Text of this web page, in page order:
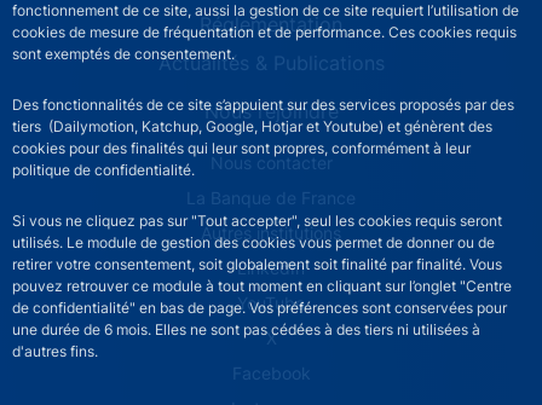
fonctionnement de ce site, aussi la gestion de ce site requiert l’utilisation de
cookies de mesure de fréquentation et de performance. Ces cookies requis
sont exemptés de consentement.
Des fonctionnalités de ce site s’appuient sur des services proposés par des
tiers (Dailymotion, Katchup, Google, Hotjar et Youtube) et génèrent des
cookies pour des finalités qui leur sont propres, conformément à leur
politique de confidentialité.
Si vous ne cliquez pas sur "Tout accepter", seul les cookies requis seront
utilisés. Le module de gestion des cookies vous permet de donner ou de
retirer votre consentement, soit globalement soit finalité par finalité. Vous
pouvez retrouver ce module à tout moment en cliquant sur l’onglet "Centre
de confidentialité" en bas de page. Vos préférences sont conservées pour
une durée de 6 mois. Elles ne sont pas cédées à des tiers ni utilisées à
d'autres fins.
Réglementation
Actualités & Publications
Nous rejoindre
ACPR footer secondary menu (French)
Nous contacter
La Banque de France
Autres institutions
LinkedIn
YouTube
X
Facebook